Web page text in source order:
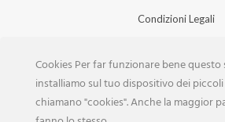
Condizioni Legali
Iscrizione Aziende
Scarica la Rivista
Cookies Per far funzionare bene questo
installiamo sul tuo dispositivo dei
chiamano "cookies". Anche la maggior